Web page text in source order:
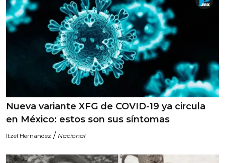
Nueva variante XFG de COVID-19 ya circula
en México: estos son sus síntomas
Itzel Hernandez / Nacional